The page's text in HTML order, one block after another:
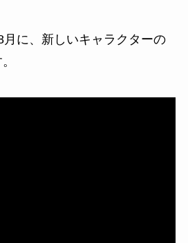
に、新しいキャラクターの